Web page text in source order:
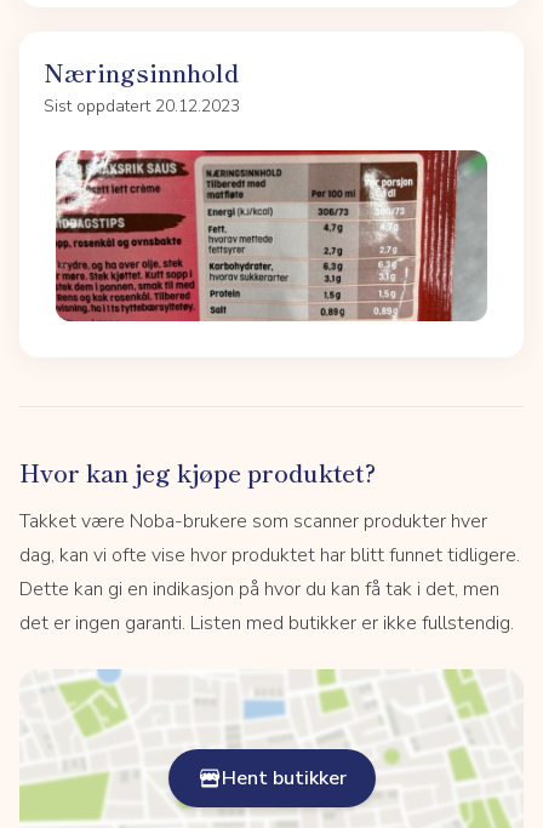
Næringsinnhold
Sist oppdatert 20.12.2023
Hvor kan jeg kjøpe produktet?
Takket være Noba-brukere som scanner produkter hver
dag, kan vi ofte vise hvor produktet har blitt funnet tidligere.
Dette kan gi en indikasjon på hvor du kan få tak i det, men
det er ingen garanti. Listen med butikker er ikke fullstendig.
Hent butikker